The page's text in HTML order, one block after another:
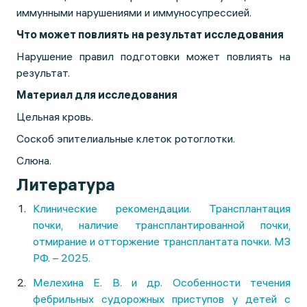
иммунными нарушениями и иммуносупрессией.
Что может повлиять на результат исследования
Нарушение правил подготовки может повлиять на
результат.
Материал для исследования
Цельная кровь.
Соскоб эпителиальные клеток ротоглотки.
Слюна.
Литература
Клинические рекомендации. Трансплантация
почки, наличие трансплантированной почки,
отмирание и отторжение трансплантата почки. МЗ
РФ. – 2025.
Мелехина Е. В. и др. Особенности течения
фебрильных судорожных приступов у детей с